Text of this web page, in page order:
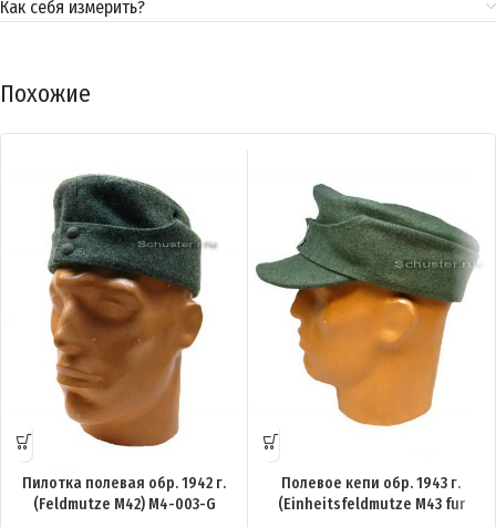
Как себя измерить?
Похожие
Пилотка полевая обр. 1942 г.
(Feldmutze M42) M4-003-G
Полевое кепи обр. 1943 г.
(Einheitsfeldmutze M43 fur